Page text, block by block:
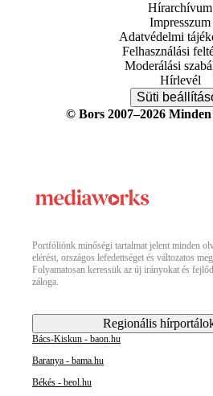
Hírarchívum
Impresszum
Adatvédelmi
Felhasználási
Moderálási
Hírlevél
Süti
© Bors 2007–2026
Portfóliónk minőségi tartalmat jelent minden
elérést, országos lefedettséget és változatos
Folyamatosan keressük az új irányokat és
záloga.
Regionális
Bács-Kiskun - baon.hu
Baranya - bama.hu
Békés - beol.hu